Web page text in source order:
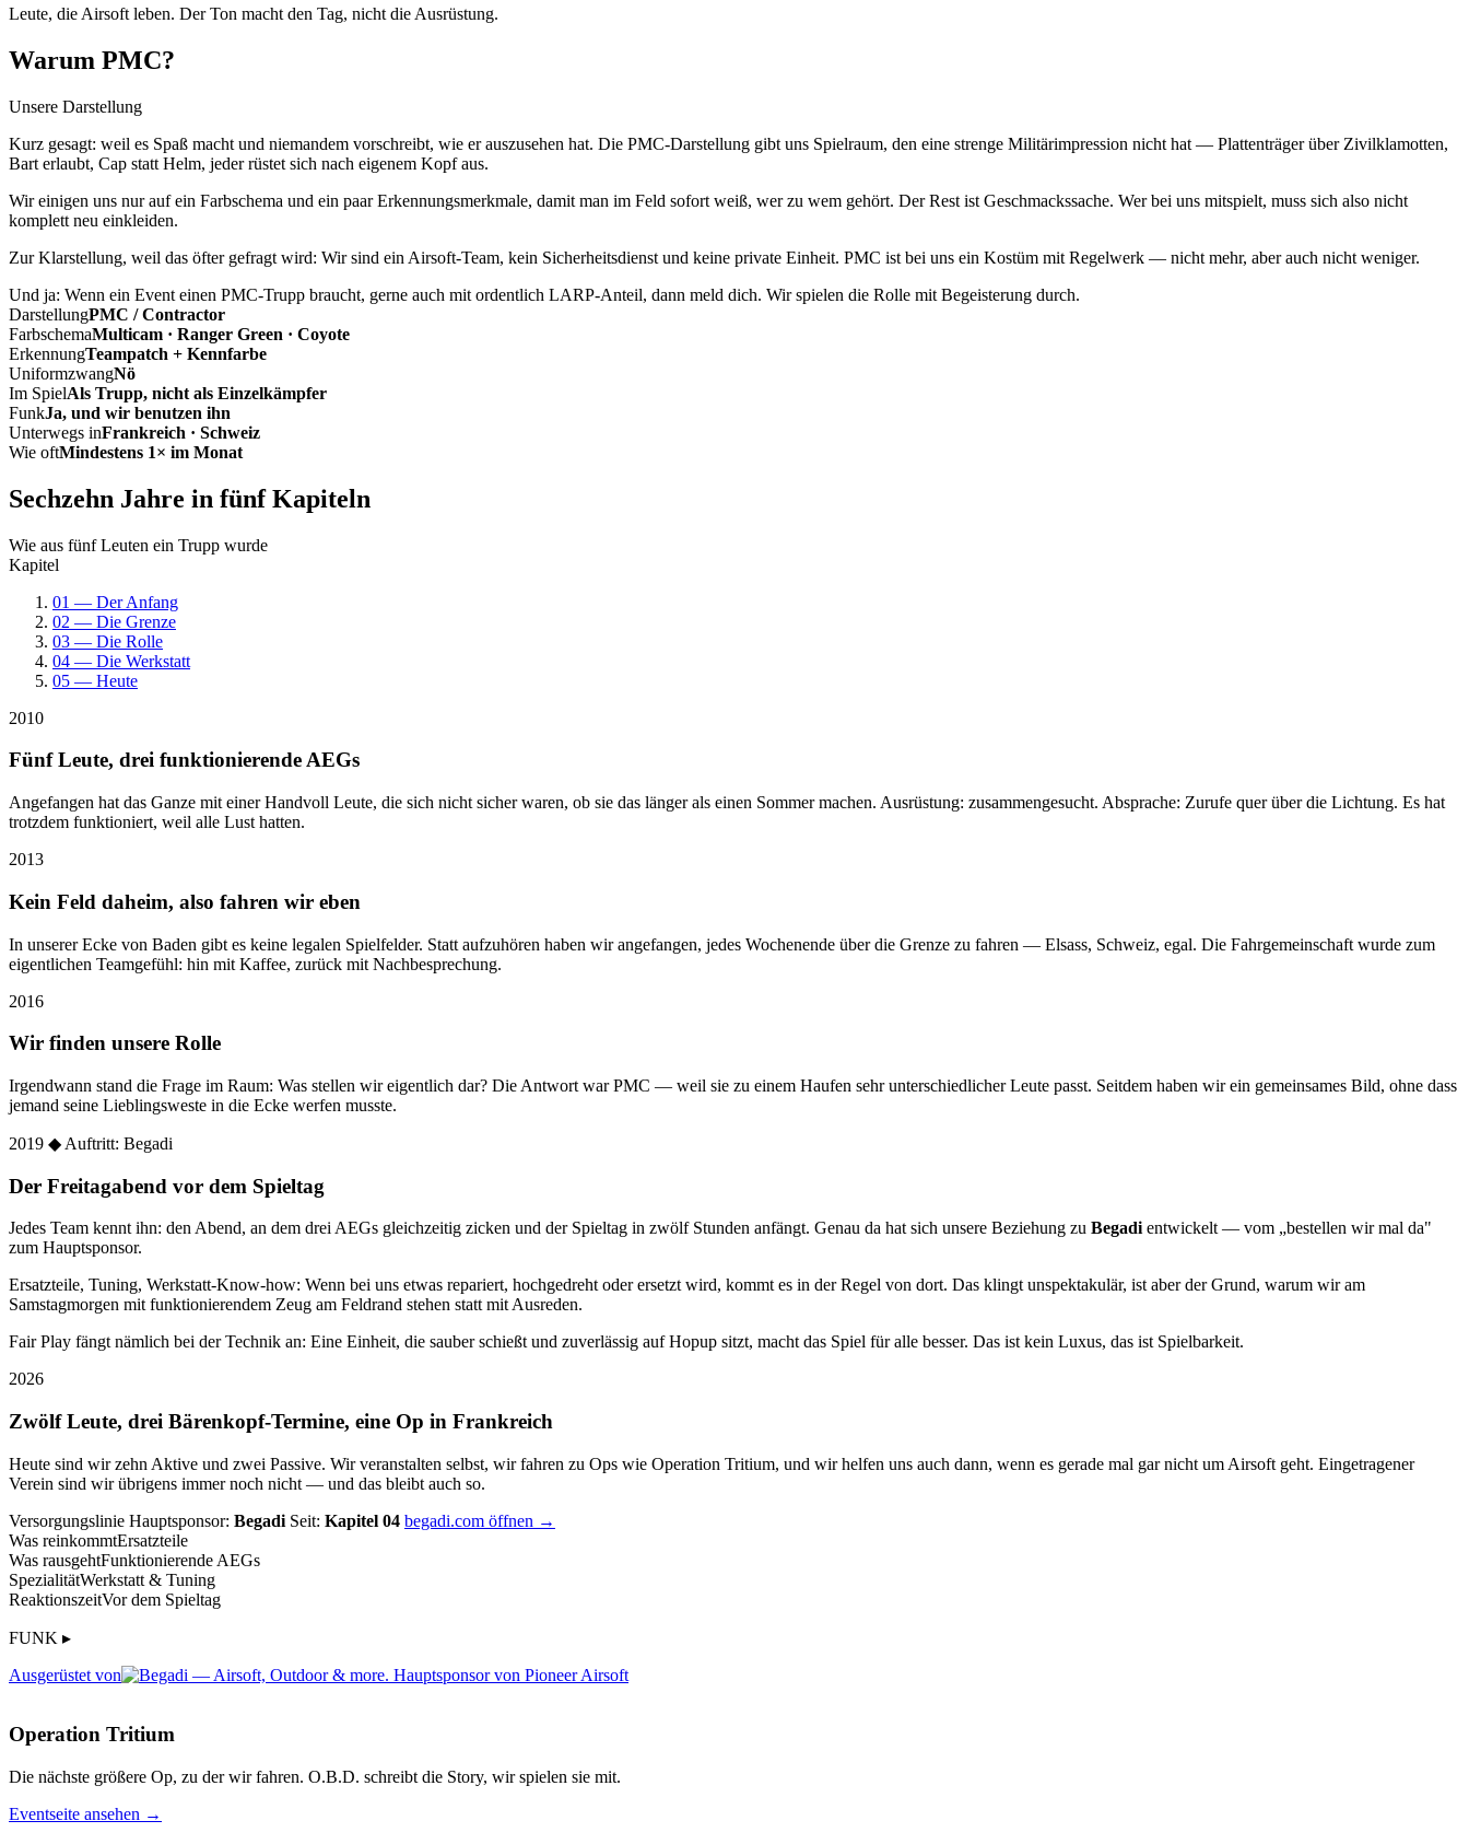
Leute, die Airsoft leben. Der Ton macht den Tag, nicht die Ausrüstung.
Warum PMC?
Unsere Darstellung
Kurz gesagt: weil es Spaß macht und niemandem vorschreibt, wie er auszusehen hat. Die PMC-Darstellung gibt uns Spielraum, den eine strenge Militärimpression nicht hat — Plattenträger über Zivilklamotten,
Bart erlaubt, Cap statt Helm, jeder rüstet sich nach eigenem Kopf aus.
Wir einigen uns nur auf ein Farbschema und ein paar Erkennungsmerkmale, damit man im Feld sofort weiß, wer zu wem gehört. Der Rest ist Geschmackssache. Wer bei uns mitspielt, muss sich also nicht
komplett neu einkleiden.
Zur Klarstellung, weil das öfter gefragt wird: Wir sind ein Airsoft-Team, kein Sicherheitsdienst und keine private Einheit. PMC ist bei uns ein Kostüm mit Regelwerk — nicht mehr, aber auch nicht weniger.
Und ja: Wenn ein Event einen PMC-Trupp braucht, gerne auch mit ordentlich LARP-Anteil, dann meld dich. Wir spielen die Rolle mit Begeisterung durch.
DarstellungPMC / Contractor
FarbschemaMulticam · Ranger Green · Coyote
ErkennungTeampatch + Kennfarbe
UniformzwangNö
Im SpielAls Trupp, nicht als Einzelkämpfer
FunkJa, und wir benutzen ihn
Unterwegs inFrankreich · Schweiz
Wie oftMindestens 1× im Monat
Sechzehn Jahre in fünf Kapiteln
Wie aus fünf Leuten ein Trupp wurde
Kapitel
01 — Der Anfang
02 — Die Grenze
03 — Die Rolle
04 — Die Werkstatt
05 — Heute
2010
Fünf Leute, drei funktionierende AEGs
Angefangen hat das Ganze mit einer Handvoll Leute, die sich nicht sicher waren, ob sie das länger als einen Sommer machen. Ausrüstung: zusammengesucht. Absprache: Zurufe quer über die Lichtung. Es hat
trotzdem funktioniert, weil alle Lust hatten.
2013
Kein Feld daheim, also fahren wir eben
In unserer Ecke von Baden gibt es keine legalen Spielfelder. Statt aufzuhören haben wir angefangen, jedes Wochenende über die Grenze zu fahren — Elsass, Schweiz, egal. Die Fahrgemeinschaft wurde zum
eigentlichen Teamgefühl: hin mit Kaffee, zurück mit Nachbesprechung.
2016
Wir finden unsere Rolle
Irgendwann stand die Frage im Raum: Was stellen wir eigentlich dar? Die Antwort war PMC — weil sie zu einem Haufen sehr unterschiedlicher Leute passt. Seitdem haben wir ein gemeinsames Bild, ohne dass
jemand seine Lieblingsweste in die Ecke werfen musste.
2019 ◆ Auftritt: Begadi
Der Freitagabend vor dem Spieltag
Jedes Team kennt ihn: den Abend, an dem drei AEGs gleichzeitig zicken und der Spieltag in zwölf Stunden anfängt. Genau da hat sich unsere Beziehung zu Begadientwickelt — vom „bestellen wir mal da"
zum Hauptsponsor.
Ersatzteile, Tuning, Werkstatt-Know-how: Wenn bei uns etwas repariert, hochgedreht oder ersetzt wird, kommt es in der Regel von dort. Das klingt unspektakulär, ist aber der Grund, warum wir am
Samstagmorgen mit funktionierendem Zeug am Feldrand stehen statt mit Ausreden.
Fair Play fängt nämlich bei der Technik an: Eine Einheit, die sauber schießt und zuverlässig auf Hopup sitzt, macht das Spiel für alle besser. Das ist kein Luxus, das ist Spielbarkeit.
2026
Zwölf Leute, drei Bärenkopf-Termine, eine Op in Frankreich
Heute sind wir zehn Aktive und zwei Passive. Wir veranstalten selbst, wir fahren zu Ops wie Operation Tritium, und wir helfen uns auch dann, wenn es gerade mal gar nicht um Airsoft geht. Eingetragener
Verein sind wir übrigens immer noch nicht — und das bleibt auch so.
Versorgungslinie Hauptsponsor: Begadi Seit: Kapitel 04 begadi.com öffnen →
Was reinkommtErsatzteile
Was rausgehtFunktionierende AEGs
SpezialitätWerkstatt & Tuning
ReaktionszeitVor dem Spieltag
FUNK ▸
Ausgerüstet von
Operation Tritium
Die nächste größere Op, zu der wir fahren. O.B.D. schreibt die Story, wir spielen sie mit.
Eventseite ansehen →